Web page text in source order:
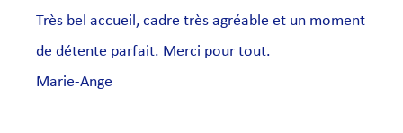
Très bel accueil, cadre très agréable et un moment
de détente parfait. Merci pour tout.
Marie-Ange